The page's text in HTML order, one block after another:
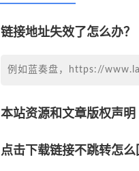
链接地址失效了怎么办？
例如蓝奏盘，https://
本站资源和文章版权声明
点击下载链接不跳转怎么